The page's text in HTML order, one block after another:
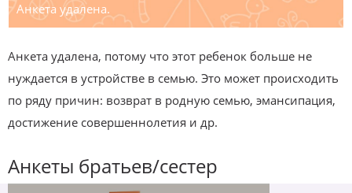
Анкета удалена.
Анкета удалена, потому что этот ребенок больше не
нуждается в устройстве в семью. Это может происходить
по ряду причин: возврат в родную семью, эмансипация,
достижение совершеннолетия и др.
Анкеты братьев/сестер